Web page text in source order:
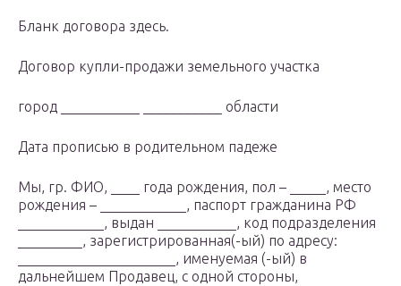
Бланк договора здесь.
Договор купли-продажи земельного участка
город ___________ ___________ области
Дата прописью в родительном падеже
Мы, гр. ФИО, ____ года рождения, пол – _____, место
рождения – ____________, паспорт гражданина РФ
____________, выдан ___________, код подразделения
_________, зарегистрированная(-ый) по адресу:
______________________, именуемая (-ый) в
дальнейшем Продавец, с одной стороны,